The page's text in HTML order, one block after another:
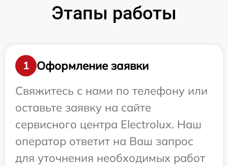
Этапы работы
1
Оформление заявки
Свяжитесь с нами по телефону или
оставьте заявку на сайте
сервисного центра Electrolux. Наш
оператор ответит на Ваш запрос
для уточнения необходимых работ